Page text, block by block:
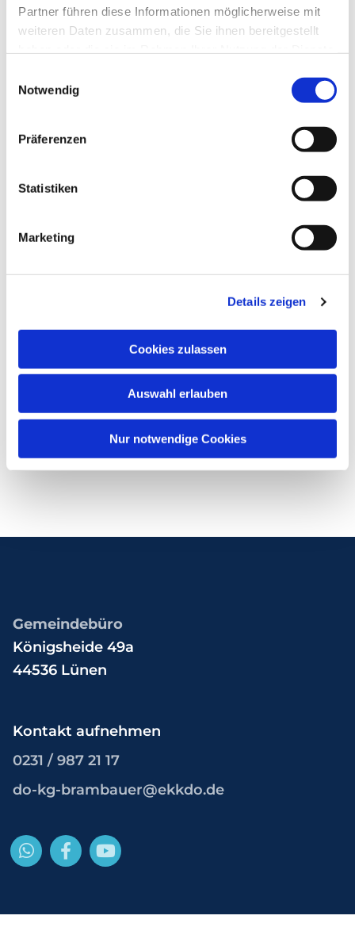
Partner führen diese Informationen möglicherweise mit
weiteren Daten zusammen, die Sie ihnen bereitgestellt
Notwendig
Präferenzen
Statistiken
Marketing
Details zeigen
Cookies zulassen
Auswahl erlauben
Nur notwendige Cookies
Dies könnte Sie auch
Gemeindebüro
Königsheide 49a
44536 Lünen
Kontakt aufnehmen
0231 / 987 21 17
do-kg-brambauer@ekkdo.de